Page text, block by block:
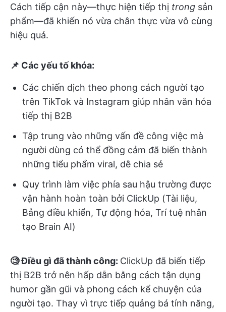
Cách tiếp cận này—thực hiện tiếp thị trong sản
phẩm—đã khiến nó vừa chân thực vừa vô cùng
hiệu quả.
📌 Các yếu tố khóa:
Các chiến dịch theo phong cách người tạo
trên TikTok và Instagram giúp nhân văn hóa
tiếp thị B2B
Tập trung vào những vấn đề công việc mà
người dùng có thể đồng cảm đã biến thành
những tiểu phẩm viral, dễ chia sẻ
Quy trình làm việc phía sau hậu trường được
vận hành hoàn toàn bởi ClickUp (Tài liệu,
Bảng điều khiển, Tự động hóa, Trí tuệ nhân
tạo Brain AI)
🧐 Điều gì đã thành công: ClickUp đã biến tiếp
thị B2B trở nên hấp dẫn bằng cách tận dụng
humor gần gũi và phong cách kể chuyện của
người tạo. Thay vì trực tiếp quảng bá tính năng,